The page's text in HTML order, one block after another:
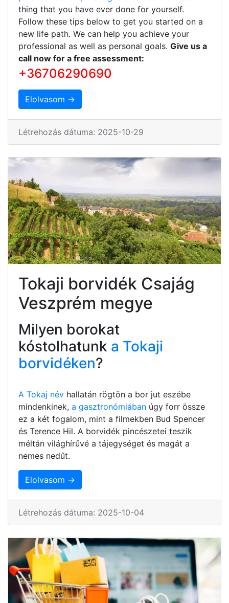
thing that you have ever done for yourself.
Follow these tips below to get you started on a
new life path. We can help you achieve your
professional as well as personal goals. Give us a
call now for a free assessment:
+36706290690
Elolvasom →
Létrehozás dátuma: 2025-10-29
Tokaji borvidék Csajág
Veszprém megye
Milyen borokat
kóstolhatunk a Tokaji
borvidéken?
A Tokaj név hallatán rögtön a bor jut eszébe
mindenkinek, a gasztronómiában úgy forr össze
ez a két fogalom, mint a filmekben Bud Spencer
és Terence Hil. A borvidék pincészetei teszik
méltán világhírűvé a tájegységet és magát a
nemes nedűt.
Elolvasom →
Létrehozás dátuma: 2025-10-04